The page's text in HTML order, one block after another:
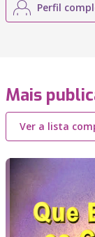
Perfil
Mais
Ver a lista